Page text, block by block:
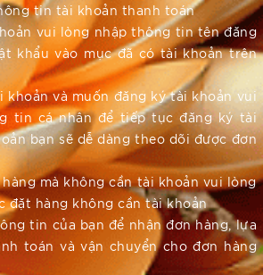
tin tài khoản thanh toán
vui lòng nhập thông tin tên đăng
khẩu vào mục đã có tài khoản trên
khoản và muốn đăng ký tài khoản vui
tin cá nhân để tiếp tục đăng ký tài
bạn sẽ dễ dàng theo dõi được đơn
hàng mà không cần tài khoản vui lòng
đặt hàng không cần tài khoản
tin của bạn để nhận đơn hàng, lựa
toán và vận chuyển cho đơn hàng